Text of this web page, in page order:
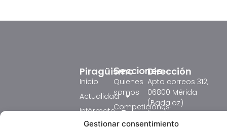
Gestionar consentimiento
Secciones
Quienes
somos
Competiciones
Formación
Piragüismo
Inicio
Actualidad
Infórmate
Resultados
Dirección
Apto correos 312,
06800 Mérida
(Badajoz)
Email: